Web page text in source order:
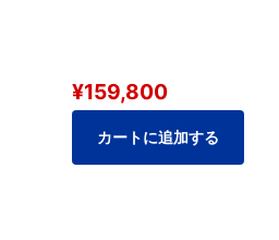
¥159,800
カートに追加する